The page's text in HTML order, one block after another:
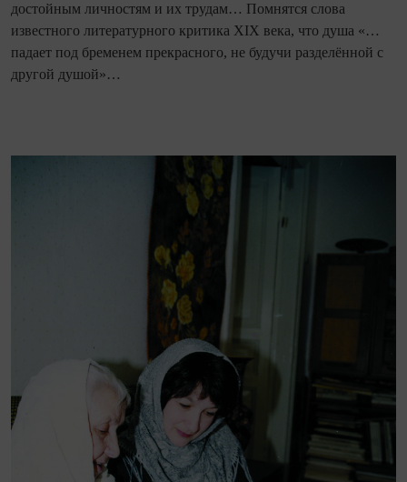
достойным личностям и их трудам… Помнятся слова
известного литературного критика XIX века, что душа «…
падает под бременем прекрасного, не будучи разделённой с
другой душой»…